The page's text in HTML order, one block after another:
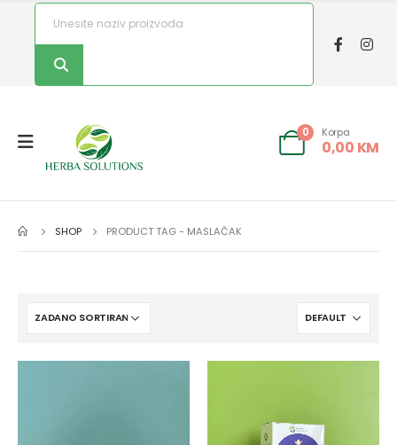
0 Korpa
0,00 KM
SHOP PRODUCT TAG - MASLAČAK